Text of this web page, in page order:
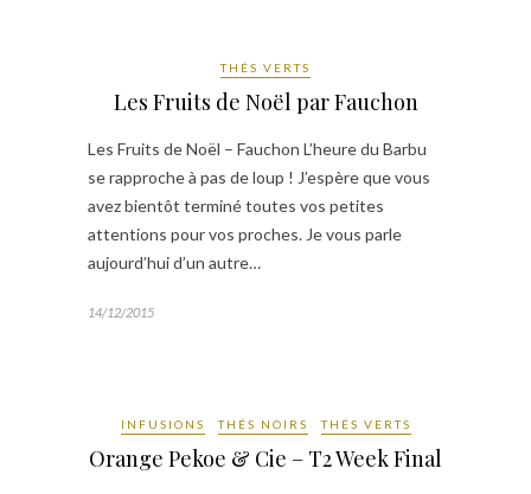
THÉS VERTS
Les Fruits de Noël par Fauchon
Les Fruits de Noël – Fauchon L’heure du Barbu
se rapproche à pas de loup ! J’espère que vous
avez bientôt terminé toutes vos petites
attentions pour vos proches. Je vous parle
aujourd’hui d’un autre…
14/12/2015
INFUSIONS THÉS NOIRS THÉS VERTS
Orange Pekoe & Cie – T2 Week Final